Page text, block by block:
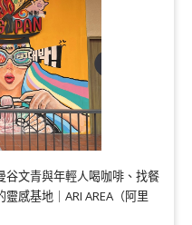
谷文青與年輕人喝咖啡、找餐
感基地｜ARI AREA（阿里